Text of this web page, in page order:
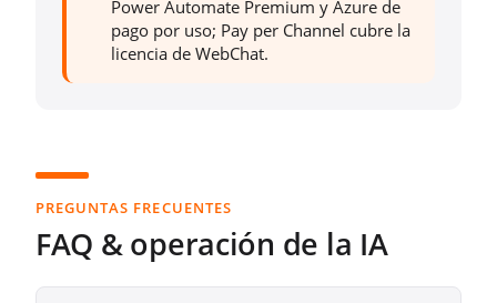
Power Automate Premium y Azure de
pago por uso; Pay per Channel cubre la
licencia de WebChat.
PREGUNTAS FRECUENTES
FAQ & operación de la IA